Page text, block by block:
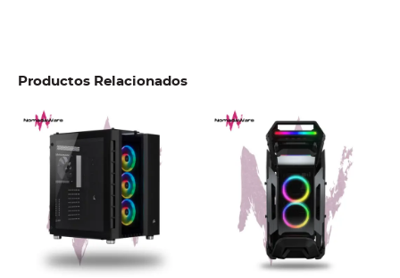
Productos Relacionados